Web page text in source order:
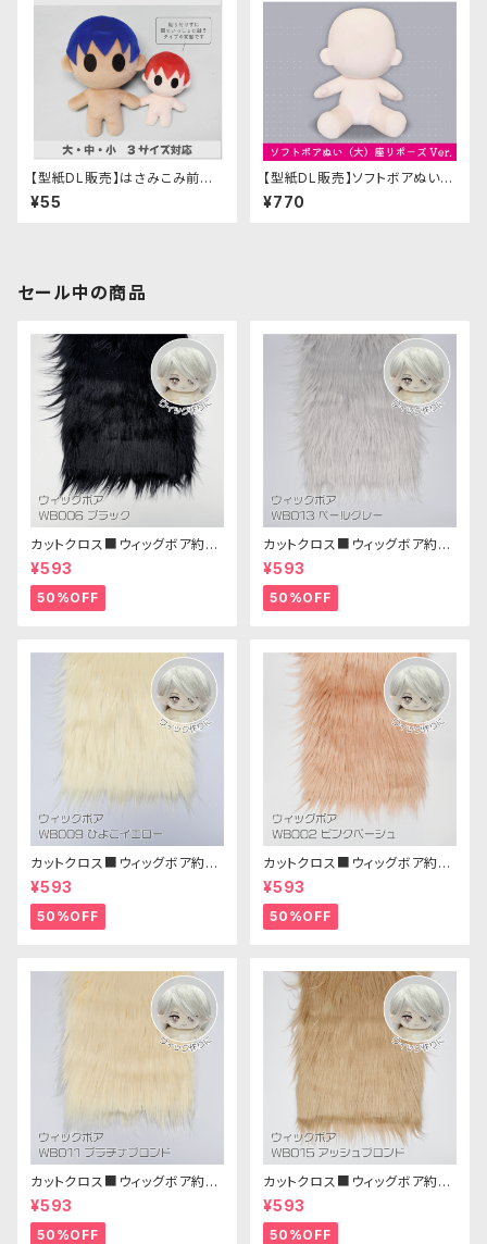
【型紙DL販売】はさみこみ前髪
の型紙：大・中・小 3サイズ対応
¥55
【型紙DL販売】ソフトボアぬい
(大)座りポーズVer. 型紙(おま
け付き)
¥770
セール中の商品
カットクロス■ウィッグボア約8c
m(ブラック)WB006ボア生地 2
5cm × 45cm
¥593
50%OFF
カットクロス■ウィッグボア約8c
m(ペールグレー)WB013 ボア
生地 25cm × 45cm
¥593
50%OFF
カットクロス■ウィッグボア約8c
m(ひよこイエロー)WB009ボア
生地 25cm × 45cm
¥593
50%OFF
カットクロス■ウィッグボア約8c
m(ピンクベージュ)WB002ボア
生地 25cm × 45cm
¥593
50%OFF
カットクロス■ウィッグボア約8c
m(プラチナブロンド)WB011 ボ
ア生地 25cm × 45cm
¥593
50%OFF
カットクロス■ウィッグボア約8c
m(アッシュブロンド)WB015 ボ
ア生地 25cm × 45cm
¥593
50%OFF